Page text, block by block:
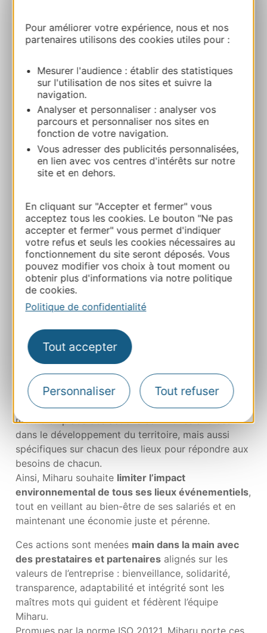
Pour améliorer votre expérience, nous et nos
partenaires utilisons des cookies utiles pour :
Mesurer l'audience : établir des statistiques
sur l'utilisation de nos sites et suivre la
navigation.
Analyser et personnaliser : analyser vos
parcours et personnaliser nos sites en
fonction de votre navigation.
Vous adresser des publicités personnalisées,
en lien avec vos centres d'intérêts sur notre
site et en dehors.
En cliquant sur "Accepter et fermer" vous
acceptez tous les cookies. Le bouton "Ne pas
accepter et fermer" vous permet d'indiquer
votre refus et seuls les cookies nécessaires au
fonctionnement du site seront déposés. Vous
pouvez modifier vos choix à tout moment ou
obtenir plus d'informations via notre politique
de cookies.
Politique de confidentialité
Tout accepter
Personnaliser Tout refuser
actuels, Miharu s’est engagé concrètement
vous, pour ses équipes et pour les générations
Le Manoir du Prince © Camila Garcia /
Une équipe et des
valeurs
Bienveillance, adaptabilité, intégrité
L’implication de toute l’équipe Miharu a permis de
mettre en place des actions communes ancrées
dans le développement du territoire, mais aussi
spécifiques sur chacun des lieux pour répondre aux
besoins de chacun.
Ainsi, Miharu souhaite limiter l’impact
environnemental de tous ses lieux événementiels,
tout en veillant au bien-être de ses salariés et en
maintenant une économie juste et pérenne.
Ces actions sont menées main dans la main avec
des prestataires et partenaires alignés sur les
valeurs de l’entreprise : bienveillance, solidarité,
transparence, adaptabilité et intégrité sont les
maîtres mots qui guident et fédèrent l’équipe
Miharu.